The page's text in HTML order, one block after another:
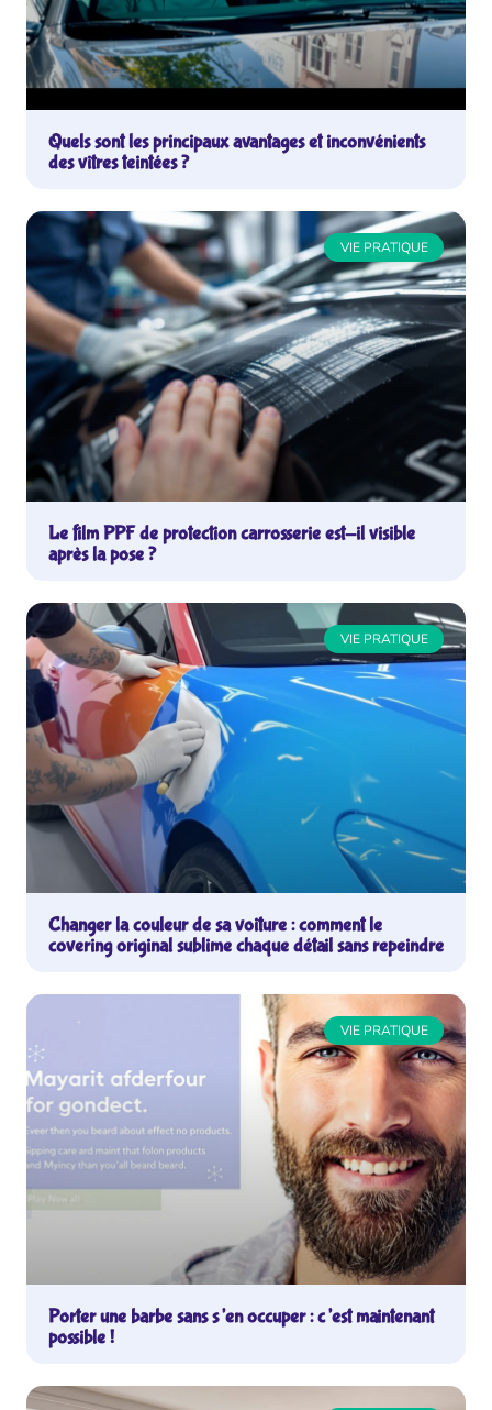
Quels sont les principaux avantages et inconvénients
des vitres teintées ?
VIE PRATIQUE
Le film PPF de protection carrosserie est-il visible
après la pose ?
VIE PRATIQUE
Changer la couleur de sa voiture : comment le
covering original sublime chaque détail sans repeindre
VIE PRATIQUE
Porter une barbe sans s’en occuper : c’est maintenant
possible !